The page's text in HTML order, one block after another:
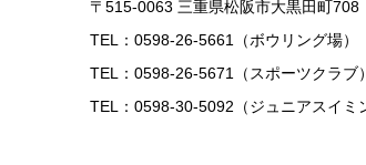
〒515-0063 三重県松阪市大黒田町708
TEL：0598-26-5661（ボウリング場）
TEL：0598-26-5671（スポーツクラブ）
TEL：0598-30-5092（ジュニアスイミ